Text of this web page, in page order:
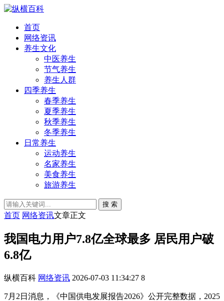
首页
网络资讯
养生文化
中医养生
节气养生
养生人群
四季养生
春季养生
夏季养生
秋季养生
冬季养生
日常养生
运动养生
名家养生
美食养生
旅游养生
搜 索
首页 网络资讯文章正文
我国电力用户7.8亿全球最多 居民用户破
6.8亿
纵横百科 网络资讯 2026-07-03 11:34:27 8
7月2日消息，《中国供电发展报告2026》公开完整数据，2025